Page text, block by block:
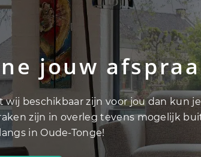
jouw
wij beschikbaar zijn voor jou dan kun
zijn in overleg tevens mogelijk
in Oude-Tonge!